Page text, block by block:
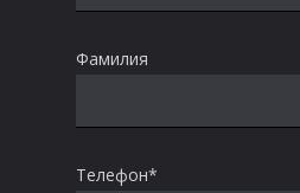
Фамилия
Телефон*